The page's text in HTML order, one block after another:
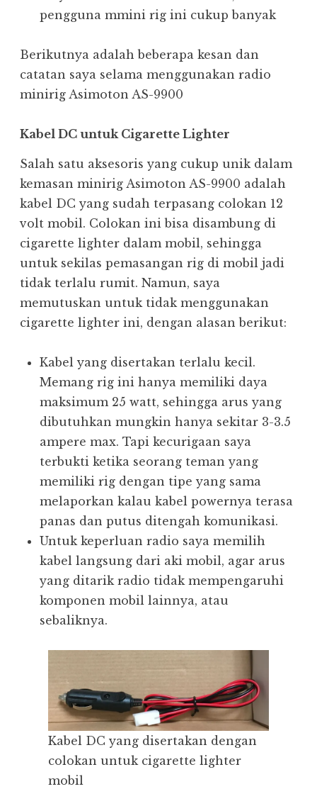
pengguna mmini rig ini cukup banyak
Berikutnya adalah beberapa kesan dan
catatan saya selama menggunakan radio
minirig Asimoton AS-9900
Kabel DC untuk Cigarette Lighter
Salah satu aksesoris yang cukup unik dalam
kemasan minirig Asimoton AS-9900 adalah
kabel DC yang sudah terpasang colokan 12
volt mobil. Colokan ini bisa disambung di
cigarette lighter dalam mobil, sehingga
untuk sekilas pemasangan rig di mobil jadi
tidak terlalu rumit. Namun, saya
memutuskan untuk tidak menggunakan
cigarette lighter ini, dengan alasan berikut:
Kabel yang disertakan terlalu kecil.
Memang rig ini hanya memiliki daya
maksimum 25 watt, sehingga arus yang
dibutuhkan mungkin hanya sekitar 3-3.5
ampere max. Tapi kecurigaan saya
terbukti ketika seorang teman yang
memiliki rig dengan tipe yang sama
melaporkan kalau kabel powernya terasa
panas dan putus ditengah komunikasi.
Untuk keperluan radio saya memilih
kabel langsung dari aki mobil, agar arus
yang ditarik radio tidak mempengaruhi
komponen mobil lainnya, atau
sebaliknya.
Kabel DC yang disertakan dengan
colokan untuk cigarette lighter
mobil